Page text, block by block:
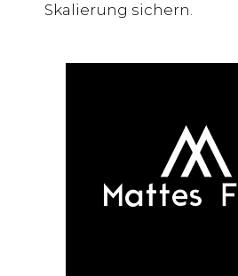
Skalierung sichern.